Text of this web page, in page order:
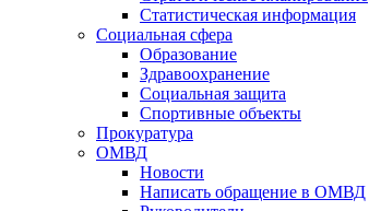
Статистическая информация
Социальная сфера
Образование
Здравоохранение
Социальная защита
Спортивные объекты
Прокуратура
ОМВД
Новости
Написать обращение в ОМВД